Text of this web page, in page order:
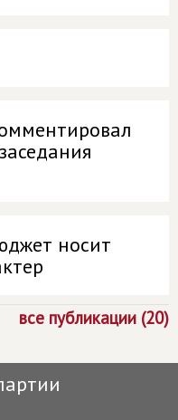
носит
все публикации (20)